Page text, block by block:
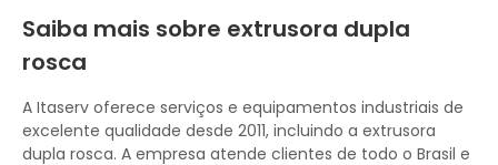
Saiba mais sobre extrusora dupla
rosca
A Itaserv oferece serviços e equipamentos industriais de
excelente qualidade desde 2011, incluindo a extrusora
dupla rosca. A empresa atende clientes de todo o Brasil e